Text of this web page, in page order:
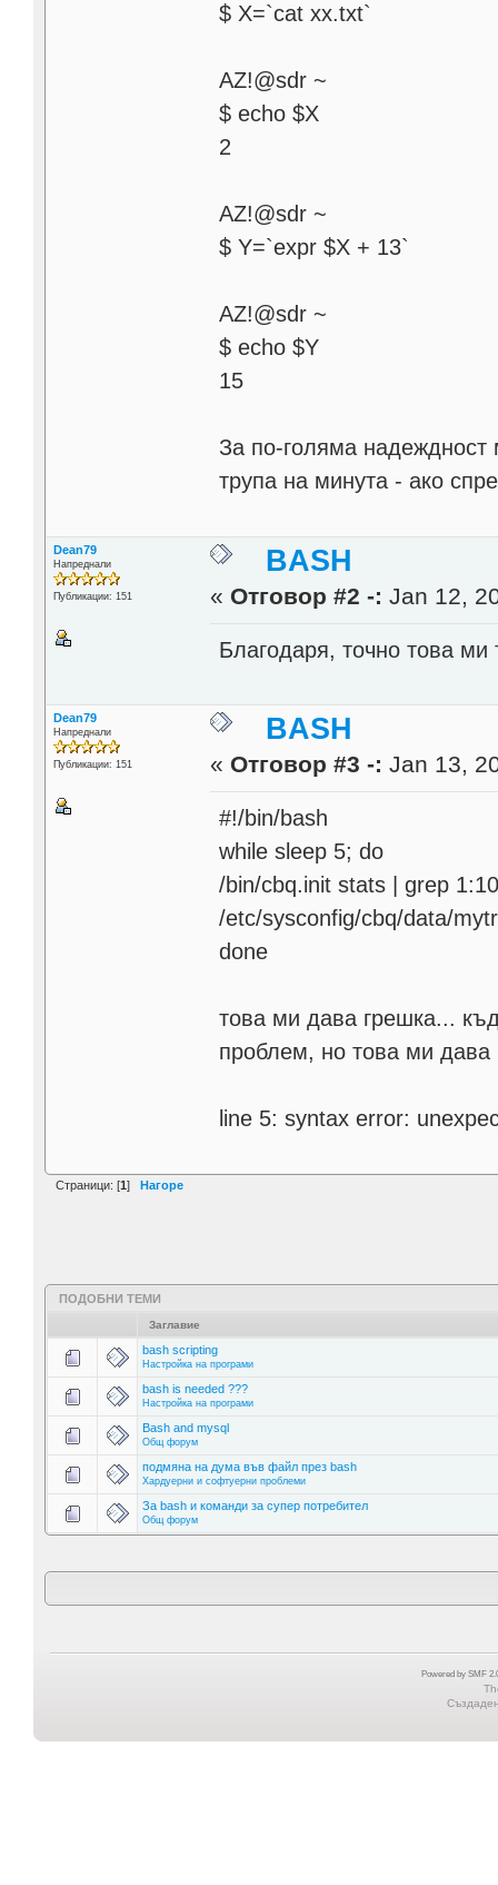
$ X=`cat xx.txt`
AZ!@sdr ~
$ echo $X
2
AZ!@sdr ~
$ Y=`expr $X + 13`
AZ!@sdr ~
$ echo $Y
15
За по-голяма
трупа на минута - ако
Dean79
Напреднали
Публикации: 151
BASH
« Отговор #2 -: Jan 12,
Благодаря, точно това
Dean79
Напреднали
Публикации: 151
BASH
« Отговор #3 -: Jan 13,
#!/bin/bash
while sleep 5; do
/bin/cbq.init stats | grep
/etc/sysconfig/cbq/data/
done
това ми дава грешка...
проблем, но това ми дава
line 5: syntax error:
Страници: [1] Нагоре
ПОДОБНИ ТЕМИ
Заглавие
bash scripting
Настройка на програми
bash is needed ???
Настройка на програми
Bash and mysql
Общ форум
подмяна на дума във файл през bash
Хардуерни и софтуерни проблеми
За bash и команди за супер потребител
Общ форум
Powered by SMF